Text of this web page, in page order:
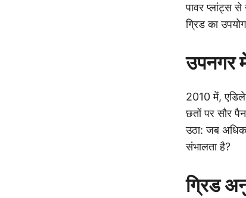
पावर प्लांट्स
ग्रिड का
उपनगर
2010 में,
छतों पर सौर
उठा: जब
संभालता है?
ग्रिड